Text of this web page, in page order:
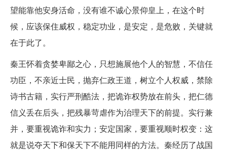
望能靠他安身活命，没有谁不诚心景仰皇上，在这个时
候，应该保住威权，稳定功业，是安定，是危败，关键就
在于此了。
秦王怀着贪婪卑鄙之心，只想施展他个人的智慧，不信任
功臣，不亲近士民，抛弃仁政王道，树立个人权威，禁除
诗书古籍，实行严刑酷法，把诡诈权势放在前头，把仁德
信义丢在后头，把残暴苛虐作为治理天下的前提。实行兼
并，要重视诡诈和实力；安定国家，要重视顺时权变：这
就是说夺天下和保天下不能用同样的方法。秦经历了战国